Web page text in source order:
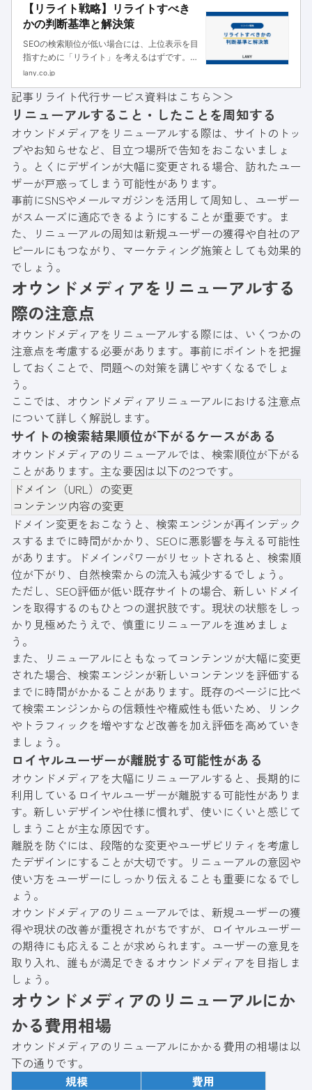
【リライト戦略】リライトすべき
かの判断基準と解決策
SEOの検索順位が低い場合には、上位表示を目
指すために「リライト」を考えるはずです。
「リライトの教科書」などを読んでリライトの
ところ順位が上がらず効果が出てない…。 そん
なとき、 そもそもリライト
lany.co.jp
記事リライト代行サービス資料はこちら＞＞
リニューアルすること・したことを周知する
オウンドメディアをリニューアルする際は、サイトのトッ
プやお知らせなど、目立つ場所で告知をおこないましょ
う。とくにデザインが大幅に変更される場合、訪れたユー
ザーが戸惑ってしまう可能性があります。
事前にSNSやメールマガジンを活用して周知し、ユーザー
がスムーズに適応できるようにすることが重要です。ま
た、リニューアルの周知は新規ユーザーの獲得や自社のア
ピールにもつながり、マーケティング施策としても効果的
でしょう。
オウンドメディアをリニューアルする
際の注意点
オウンドメディアをリニューアルする際には、いくつかの
注意点を考慮する必要があります。事前にポイントを把握
しておくことで、問題への対策を講じやすくなるでしょ
う。
ここでは、オウンドメディアリニューアルにおける注意点
について詳しく解説します。
サイトの検索結果順位が下がるケースがある
オウンドメディアのリニューアルでは、検索順位が下がる
ことがあります。主な要因は以下の2つです。
ドメイン（URL）の変更
コンテンツ内容の変更
ドメイン変更をおこなうと、検索エンジンが再インデック
スするまでに時間がかかり、SEOに悪影響を与える可能性
があります。ドメインパワーがリセットされると、検索順
位が下がり、自然検索からの流入も減少するでしょう。
ただし、SEO評価が低い既存サイトの場合、新しいドメイ
ンを取得するのもひとつの選択肢です。現状の状態をしっ
かり見極めたうえで、慎重にリニューアルを進めましょ
う。
また、リニューアルにともなってコンテンツが大幅に変更
された場合、検索エンジンが新しいコンテンツを評価する
までに時間がかかることがあります。既存のページに比べ
て検索エンジンからの信頼性や権威性も低いため、リンク
やトラフィックを増やすなど改善を加え評価を高めていき
ましょう。
ロイヤルユーザーが離脱する可能性がある
オウンドメディアを大幅にリニューアルすると、長期的に
利用しているロイヤルユーザーが離脱する可能性がありま
す。新しいデザインや仕様に慣れず、使いにくいと感じて
しまうことが主な原因です。
離脱を防ぐには、段階的な変更やユーザビリティを考慮し
たデザインにすることが大切です。リニューアルの意図や
使い方をユーザーにしっかり伝えることも重要になるでし
ょう。
オウンドメディアのリニューアルでは、新規ユーザーの獲
得や現状の改善が重視されがちですが、ロイヤルユーザー
の期待にも応えることが求められます。ユーザーの意見を
取り入れ、誰もが満足できるオウンドメディアを目指しま
しょう。
オウンドメディアのリニューアルにか
かる費用相場
オウンドメディアのリニューアルにかかる費用の相場は以
下の通りです。
規模
費用